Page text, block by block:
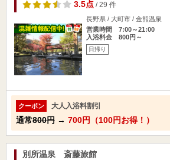
3.5点/ 29 件
長野県 / 大町市 / 金熊温泉
営業時間 7:00～21:00
入浴料金 800円～
日帰り
クーポン 大人入浴料割引
通常800円 → 700円（100円お得！）
別所温泉 斎藤旅館